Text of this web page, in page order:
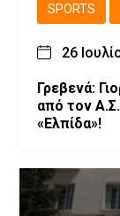
SPORTS
26
Γρεβενά:
από τον
«Ελπίδα»!